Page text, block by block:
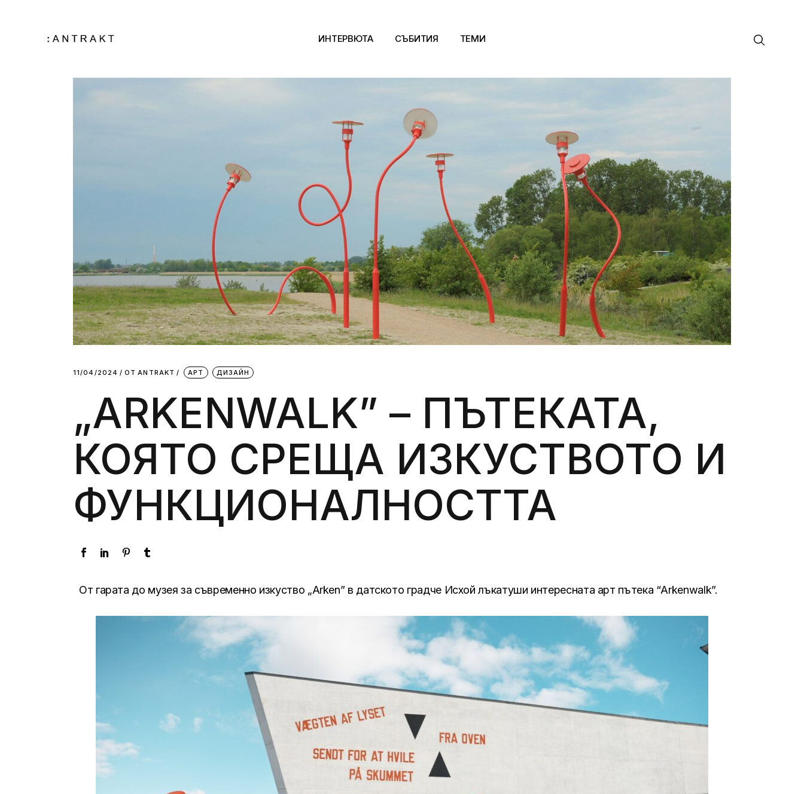
ИНТЕРВЮТА СЪБИТИЯ ТЕМИ
Фотография
Дизайн
Литература и философия
Силни жени
Насам-натам
Други
11/04/2024 ОТ АNTRAKT АРТ ДИЗАЙН
„ARKENWALK” – ПЪТЕКАТА,
КОЯТО СРЕЩА ИЗКУСТВОТО И
ФУНКЦИОНАЛНОСТТА
От гарата до музея за съвременно изкуство „Arken” в датското градче Исхой лъкатуши интересната арт пътека “Arkenwalk”.